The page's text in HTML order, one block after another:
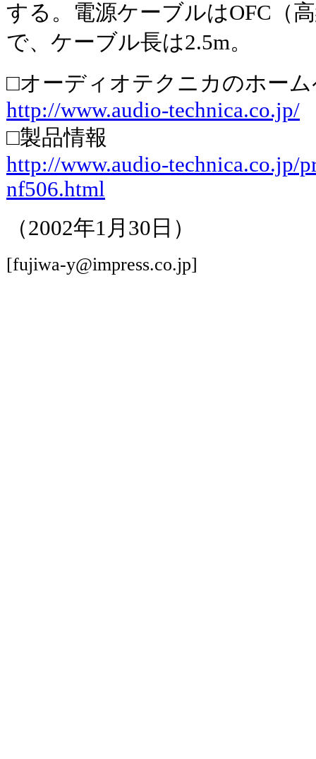
する。電源ケーブルはOFC（
で、ケーブル長は2.5m。
□オーディオテクニカのホー
http://www.audio-technica.co.jp/
□製品情報
http://www.audio-technica.co.jp/
nf506.html
（2002年1月30日）
[fujiwa-y@impress.co.jp]